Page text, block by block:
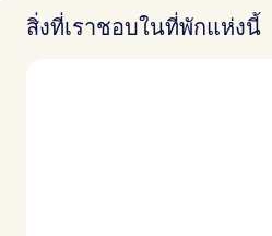
สิ่งที่เราชอบในที่พักแห่งนี้